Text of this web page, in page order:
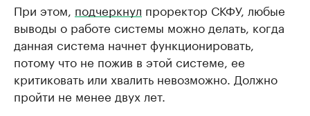
При этом, подчеркнул проректор СКФУ, любые
выводы о работе системы можно делать, когда
данная система начнет функционировать,
потому что не пожив в этой системе, ее
критиковать или хвалить невозможно. Должно
пройти не менее двух лет.